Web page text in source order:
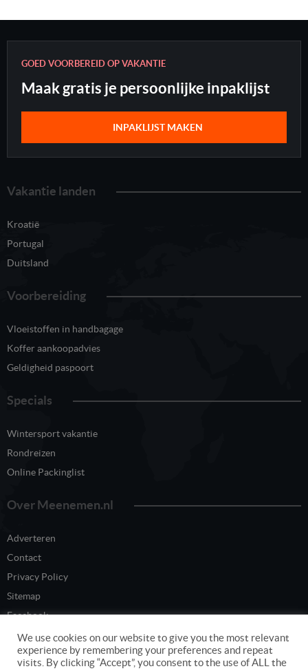
GOED VOORBEREID OP VAKANTIE
Maak gratis je persoonlijke inpaklijst
INPAKLIJST MAKEN
Vakantie landen
Kroatië
Portugal
Duitsland
Voorbereiding
Vloeistoffen in handbagage
Koffer aankoopadvies
Geldigheid paspoort
Specials
Wintersport vakantie
Rondreizen
Online Packinglist
Over Meenemen.nl
Adverteren
Contact
Privacy Policy
Sitemap
Facebook
Twitter
We use cookies on our website to give you the most relevant
experience by remembering your preferences and repeat
visits. By clicking “Accept”, you consent to the use of ALL the